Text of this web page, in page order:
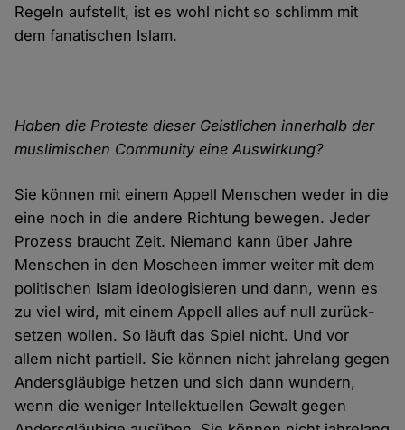
Regeln auf­stellt, ist es wohl nicht so schlimm mit
dem fanatischen Islam.
Haben die Proteste dieser Geistlichen innerhalb der
muslimischen Community eine Auswirkung?
Sie können mit einem Appell Menschen weder in die
eine noch in die andere Richtung bewegen. Jeder
Prozess braucht Zeit. Niemand kann über Jahre
Menschen in den Moscheen immer weiter mit dem
politischen Islam ideo­logisieren und dann, wenn es
zu viel wird, mit einem Appell alles auf null zurück­
setzen wollen. So läuft das Spiel nicht. Und vor
allem nicht partiell. Sie können nicht jahre­lang gegen
Anders­gläubige hetzen und sich dann wundern,
wenn die weniger Intellek­tuellen Gewalt gegen